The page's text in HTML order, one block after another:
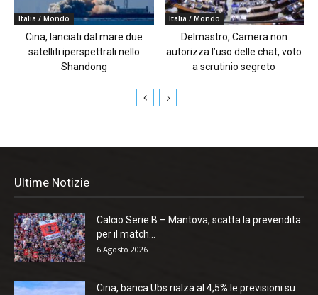
Italia / Mondo
Cina, lanciati dal mare due
satelliti iperspettrali nello
Shandong
Italia / Mondo
Delmastro, Camera non
autorizza l’uso delle chat, voto
a scrutinio segreto
Ultime Notizie
Calcio Serie B – Mantova, scatta la prevendita
per il match...
6 Agosto 2026
Cina, banca Ubs rialza al 4,5% le previsioni su